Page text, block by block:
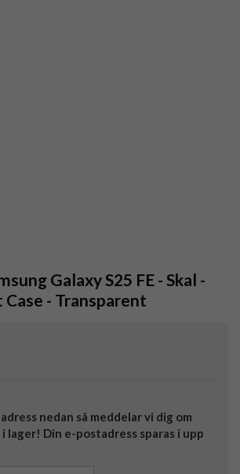
Galaxy S25 FE - Skal -
- Transparent
nedan så meddelar vi dig om
lager! Din e-postadress sparas i upp